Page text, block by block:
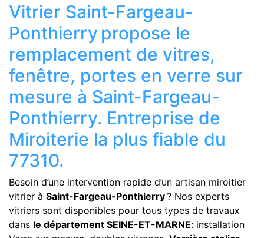
Vitrier Saint-Fargeau-
Ponthierry propose le
remplacement de vitres,
fenêtre, portes en verre sur
mesure à Saint-Fargeau-
Ponthierry. Entreprise de
Miroiterie la plus fiable du
77310.
Besoin d’une intervention rapide d’un artisan miroitier
vitrier à Saint-Fargeau-Ponthierry? Nos experts
vitriers sont disponibles pour tous types de travaux
dans le département SEINE-ET-MARNE: installation